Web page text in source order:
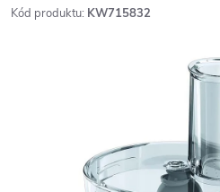
Kód produktu: KW715832